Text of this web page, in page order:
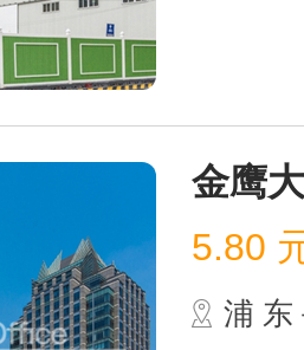
金鹰
5.80
浦 东